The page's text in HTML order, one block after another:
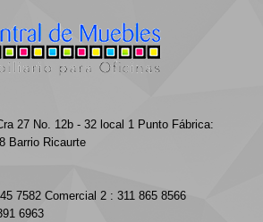
27 No. 12b - 32 local 1 Punto Fábrica:
Barrio Ricaurte
7582 Comercial 2 : 311 865 8566
6963